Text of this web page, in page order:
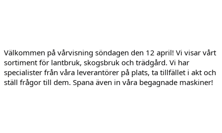
Välkommen på vårvisning söndagen den 12 april! Vi visar vårt
sortiment för lantbruk, skogsbruk och trädgård. Vi har
specialister från våra leverantörer på plats, ta tillfället i akt och
ställ frågor till dem. Spana även in våra begagnade maskiner!